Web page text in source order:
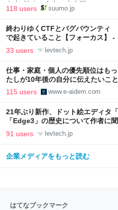
向上”戦略 東京・中央区
118 users suumo.jp
終わりゆくCTFとバグバウンティ
で起きていること【フォーカス】
33 users levtech.jp
仕事・家庭・個人の優先順位はも
たしが10年後の自分に伝えたいこ
115 users www.e-aidem.com
21年ぶり新作、ドット絵エディタ
「Edge3」の歴史について作者に
LAB
91 users levtech.jp
企業メディアをもっと読む
はてなブックマーク